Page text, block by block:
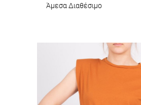
Άμεσα Διαθέσιμο